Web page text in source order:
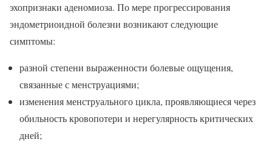
эхопризнаки аденомиоза. По мере прогрессирования
эндометриоидной болезни возникают следующие
симптомы:
разной степени выраженности болевые ощущения,
связанные с менструациями;
изменения менструального цикла, проявляющиеся через
обильность кровопотери и нерегулярность критических
дней;